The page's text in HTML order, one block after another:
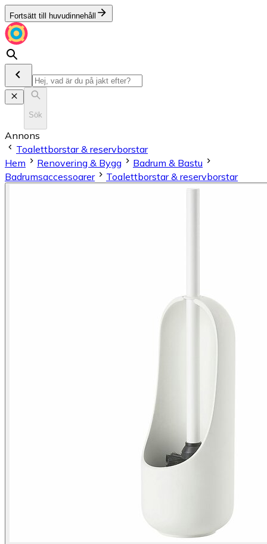
Fortsätt till huvudinnehåll
Sök
Annons
Toalettborstar & reservborstar
Hem
Renovering & Bygg
Badrum & Bastu
Badrumsaccessoarer
Toalettborstar & reservborstar